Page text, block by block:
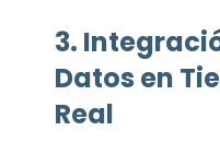
3.
Datos en
Real